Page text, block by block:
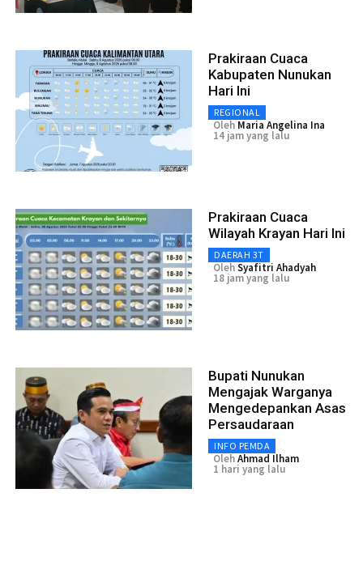
Prakiraan Cuaca
Kabupaten Nunukan
Hari Ini
REGIONAL
Oleh Maria Angelina Ina
14 jam yang lalu
Prakiraan Cuaca
Wilayah Krayan Hari Ini
DAERAH 3T
OlehSyafitri Ahadyah
18 jam yang lalu
Bupati Nunukan
Mengajak Warganya
Mengedepankan Asas
Persaudaraan
INFO PEMDA
OlehAhmad Ilham
1 hari yang lalu